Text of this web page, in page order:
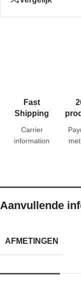
Fast
Shipping
Carrier
information
Aanvullende
AFMETINGEN